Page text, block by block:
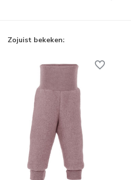
Zojuist bekeken: